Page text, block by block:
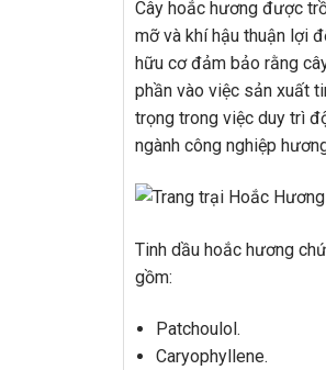
Cây hoắc hương được
mỡ và khí hậu thuận lợi
hữu cơ đảm bảo rằng
phần vào việc sản xuất
trọng trong việc duy trì
ngành công nghiệp
Tinh dầu hoắc hương
gồm:
Patchoulol.
Caryophyllene.